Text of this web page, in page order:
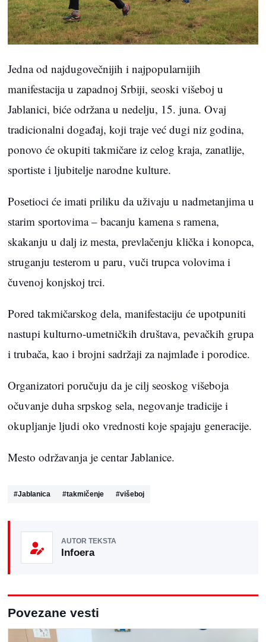
Jedna od najdugovečnijih i najpopularnijih
manifestacija u zapadnoj Srbiji, seoski višeboj u
Jablanici, biće održana u nedelju, 15. juna. Ovaj
tradicionalni događaj, koji traje već dugi niz godina,
ponovo će okupiti takmičare iz celog kraja, zanatlije,
sportiste i ljubitelje narodne kulture.
Posetioci će imati priliku da uživaju u nadmetanjima u
starim sportovima – bacanju kamena s ramena,
skakanju u dalj iz mesta, prevlačenju klička i konopca,
struganju testerom u paru, vuči trupca volovima i
čuvenoj konjskoj trci.
Pored takmičarskog dela, manifestaciju će upotpuniti
nastupi kulturno-umetničkih društava, pevačkih grupa
i trubača, kao i brojni sadržaji za najmlađe i porodice.
Organizatori poručuju da je cilj seoskog višeboja
očuvanje duha srpskog sela, negovanje tradicije i
okupljanje ljudi oko vrednosti koje spajaju generacije.
Mesto održavanja je centar Jablanice.
#Jablanica #takmičenje #višeboj
AUTOR TEKSTA
Infoera
Povezane vesti